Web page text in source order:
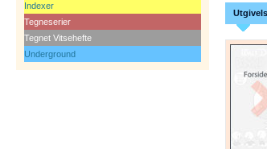
Indexer
Tegneserier
Tegnet Vitsehefte
Underground